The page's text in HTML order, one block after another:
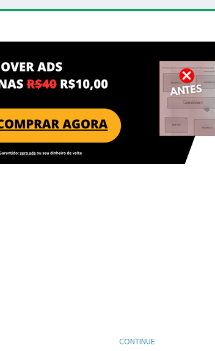
CONTINUE